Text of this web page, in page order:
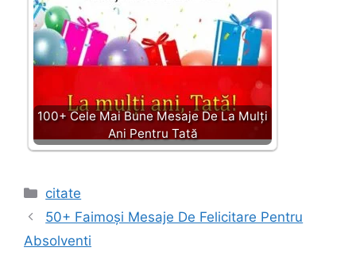
100+ Cele Mai Bune Mesaje De La Mulți
Ani Pentru Tată
Categories
citate
50+ Faimoși Mesaje De Felicitare Pentru
Absolventi